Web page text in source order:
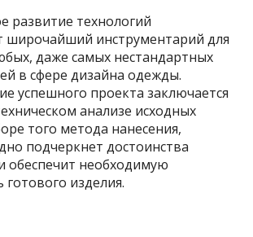
развитие технологий
широчайший инструментарий для
даже самых нестандартных
в сфере дизайна одежды.
успешного проекта заключается
анализе исходных
того метода нанесения,
подчеркнет достоинства
обеспечит необходимую
готового изделия.